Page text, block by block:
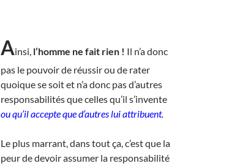
Ainsi, l’homme ne fait rien ! Il n’a donc
pas le pouvoir de réussir ou de rater
quoique se soit et n’a donc pas d’autres
responsabilités que celles qu’il s’invente
ou qu’il accepte que d’autres lui attribuent.
Le plus marrant, dans tout ça, c’est que la
peur de devoir assumer la responsabilité